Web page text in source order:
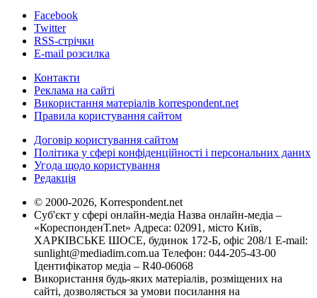
Facebook
Twitter
RSS-стрічки
E-mail розсилка
Контакти
Реклама на сайті
Використання матеріалів korrespondent.net
Правила користування сайтом
Договір користування сайтом
Політика у сфері конфіденційності і персональних даних
Угода щодо користування
Редакція
© 2000-2026, Korrespondent.net
Суб'єкт у сфері онлайн-медіа Назва онлайн-медіа –
«КореспонденТ.net» Адреса: 02091, місто Київ,
ХАРКІВСЬКЕ ШОСЕ, будинок 172-Б, офіс 208/1 E-mail:
sunlight@mediadim.com.ua Телефон: 044-205-43-00
Ідентифікатор медіа – R40-06068
Використання будь-яких матеріалів, розміщених на
сайті, дозволяється за умови посилання на